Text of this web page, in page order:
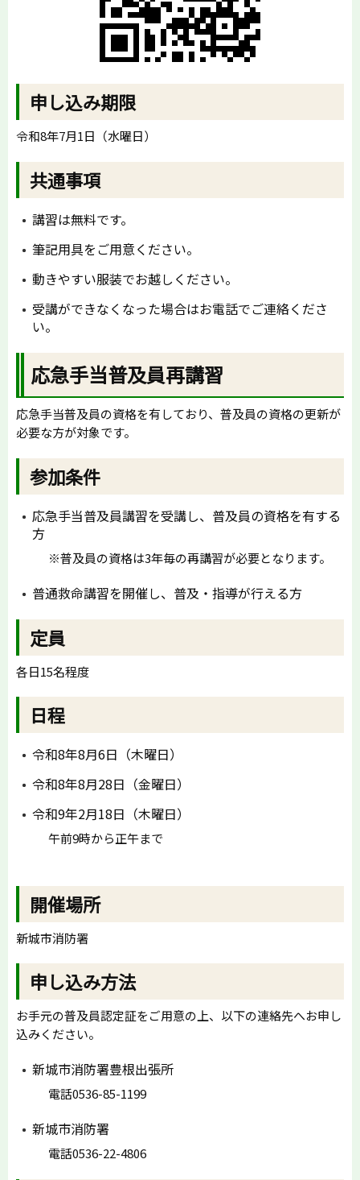
申し込み期限
令和8年7月1日（水曜日）
共通事項
講習は無料です。
筆記用具をご用意ください。
動きやすい服装でお越しください。
受講ができなくなった場合はお電話でご連絡くださ
い。
応急手当普及員再講習
応急手当普及員の資格を有しており、普及員の資格の更新が
必要な方が対象です。
参加条件
応急手当普及員講習を受講し、普及員の資格を有する
方
※普及員の資格は3年毎の再講習が必要となります。
普通救命講習を開催し、普及・指導が行える方
定員
各日15名程度
日程
令和8年8月6日（木曜日）
令和8年8月28日（金曜日）
令和9年2月18日（木曜日）
午前9時から正午まで
開催場所
新城市消防署
申し込み方法
お手元の普及員認定証をご用意の上、以下の連絡先へお申し
込みください。
新城市消防署豊根出張所
電話0536-85-1199
新城市消防署
電話0536-22-4806